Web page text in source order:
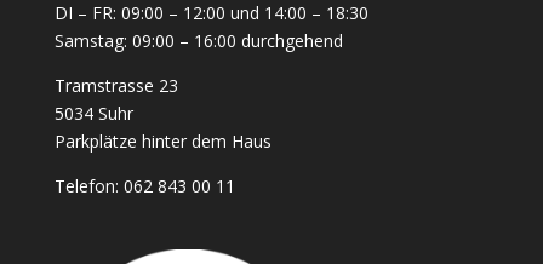
DI – FR: 09:00 – 12:00 und 14:00 – 18:30
Samstag: 09:00 – 16:00 durchgehend
Tramstrasse 23
5034 Suhr
Parkplätze hinter dem Haus
Telefon: 062 843 00 11